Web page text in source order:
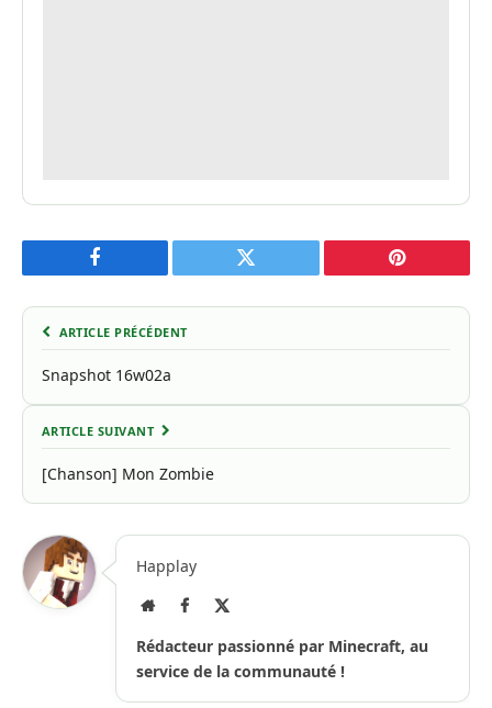
Facebook Twitter Pinterest
ARTICLE PRÉCÉDENT
Snapshot 16w02a
ARTICLE SUIVANT
[Chanson] Mon Zombie
Happlay
Site
Facebook
Rédacteur passionné par Minecraft, au
service de la communauté !